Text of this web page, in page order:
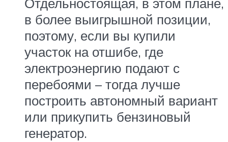
в более выигрышной позиции,
поэтому, если вы купили
участок на отшибе, где
электроэнергию подают с
перебоями – тогда лучше
построить автономный вариант
или прикупить бензиновый
генератор.